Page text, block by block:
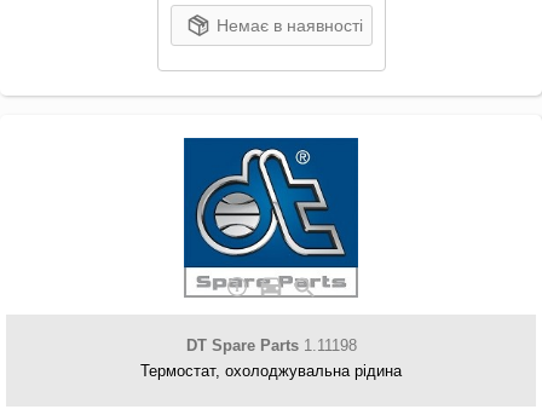
Немає в наявності
DT Spare Parts1.11198
Термостат, охолоджувальна рідина